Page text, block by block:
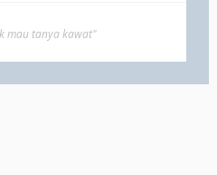
mau tanya kawat"